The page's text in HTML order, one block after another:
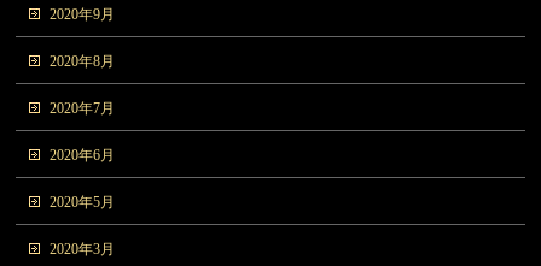
2020年9月
2020年8月
2020年7月
2020年6月
2020年5月
2020年3月